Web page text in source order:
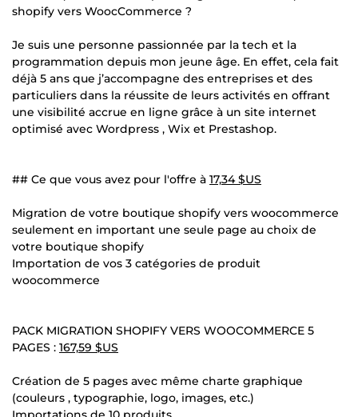
shopify vers WoocCommerce ?
Je suis une personne passionnée par la tech et la
programmation depuis mon jeune âge. En effet, cela fait
déjà 5 ans que j’accompagne des entreprises et des
particuliers dans la réussite de leurs activités en offrant
une visibilité accrue en ligne grâce à un site internet
optimisé avec Wordpress , Wix et Prestashop.
## Ce que vous avez pour l'offre à 17,34 $US
Migration de votre boutique shopify vers woocommerce
seulement en important une seule page au choix de
votre boutique shopify
Importation de vos 3 catégories de produit
woocommerce
PACK MIGRATION SHOPIFY VERS WOOCOMMERCE 5
PAGES : 167,59 $US
Création de 5 pages avec même charte graphique
(couleurs , typographie, logo, images, etc.)